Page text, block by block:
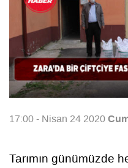
17:00 - Nisan 24 2020
Tarımın günümüzde